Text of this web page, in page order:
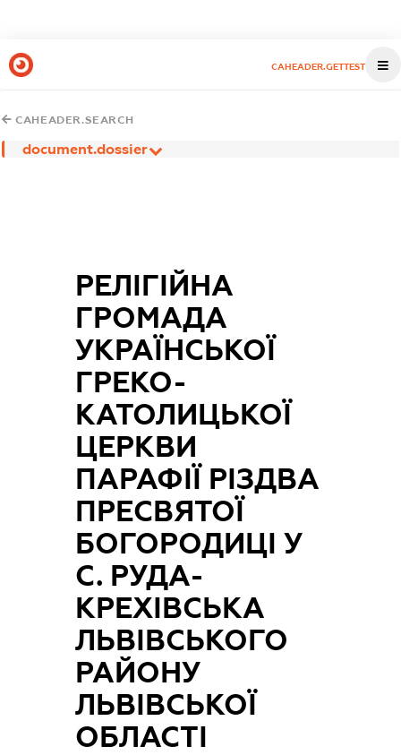
CAHEADER.GETTEST
CAHEADER.SEARCH
document.dossier
РЕЛІГІЙНА
ГРОМАДА
УКРАЇНСЬКОЇ
ГРЕКО-
КАТОЛИЦЬКОЇ
ЦЕРКВИ
ПАРАФІЇ РІЗДВА
ПРЕСВЯТОЇ
БОГОРОДИЦІ У
С. РУДА-
КРЕХІВСЬКА
ЛЬВІВСЬКОГО
РАЙОНУ
ЛЬВІВСЬКОЇ
ОБЛАСТІ